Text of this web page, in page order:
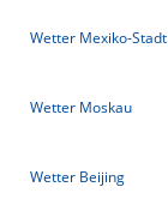
Wetter Mexiko-Stadt
Wetter Moskau
Wetter Beijing